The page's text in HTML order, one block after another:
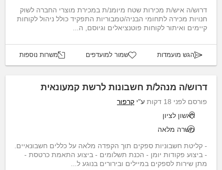
דרוש/ה איש/ת מכירות שטח מיומנ/ת במכירת מוצרי החברה לשוק
חנויות מכירה לתחומי הבניה/טמבוריות התפקיד כולל ניהול לקוחות
קיימים ואיתור לקוחות פוטנציאלים וגיוסם, ה...
הגש מועמדות שמור למועדפים משרות נוספות
דרוש/ה מנהל/ת חשבונות לרשת קמעונאית
פורסם לפני 18 דקות ע"י קרפור
ראשון לציון
משרה מלאה
- קליטת חשבוניות ספקים תוך הקפדה מלאה על כללים חשבונאיים.
- ביצוע פקודות יומן - הכנת תשלומים - ביצוע התאמת כרטסת -
מתן שירות לספקים במיילים ובירורים בנוגע ל...